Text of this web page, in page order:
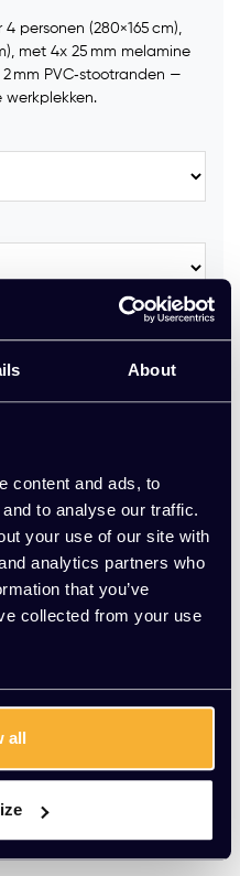
About
content and ads, to
to analyse our traffic.
your use of our site with
analytics partners who
that you’ve
collected from your use
all
personen (280×165 cm),
met 4x 25 mm melamine
mm PVC‑stootranden —
3 meter) :
aanbieding aan